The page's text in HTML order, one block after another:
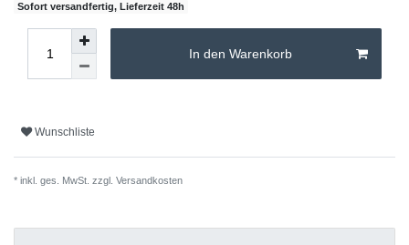
Sofort versandfertig, Lieferzeit 48h
In den Warenkorb
Wunschliste
* inkl. ges. MwSt. zzgl. Versandkosten